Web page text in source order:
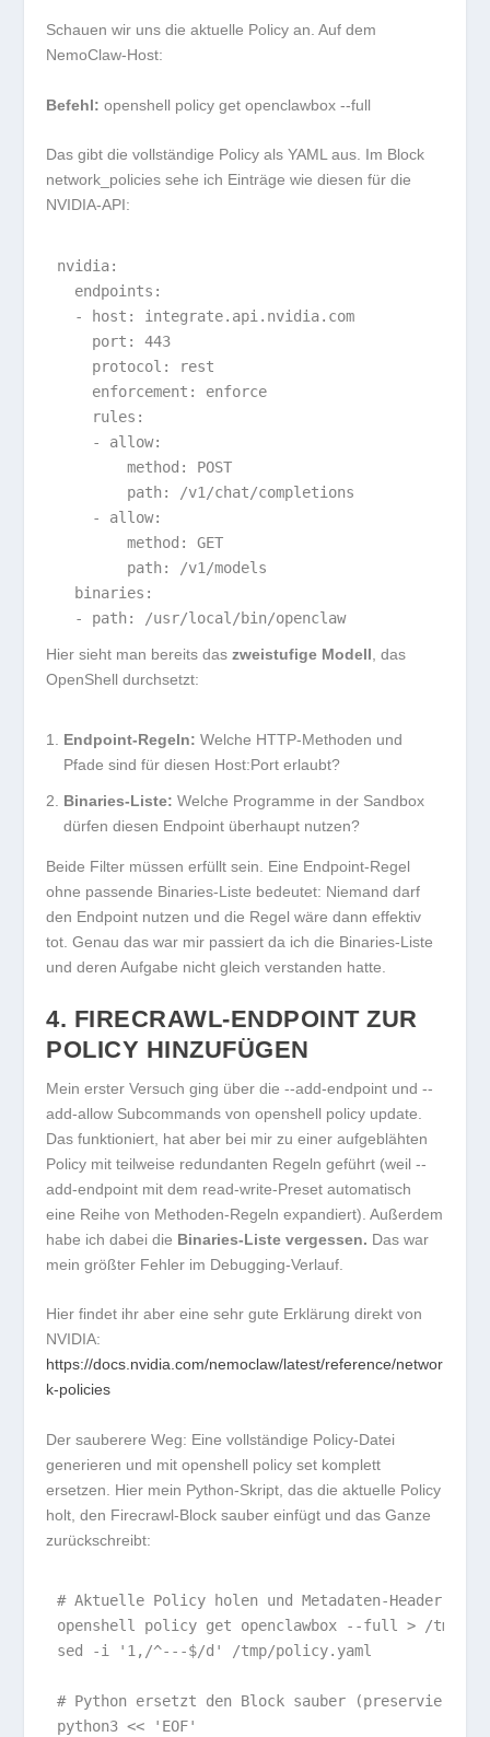
Schauen wir uns die aktuelle Policy an. Auf dem
NemoClaw-Host:
Befehl: openshell policy get openclawbox --full
Das gibt die vollständige Policy als YAML aus. Im Block
network_policies sehe ich Einträge wie diesen für die
NVIDIA-API:
nvidia:
  endpoints:
  - host: integrate.api.nvidia.com
    port: 443
    protocol: rest
    enforcement: enforce
    rules:
    - allow:
        method: POST
        path: /v1/chat/completions
    - allow:
        method: GET
        path: /v1/models
  binaries:
  - path: /usr/local/bin/openclaw
Hier sieht man bereits daszweistufige Modell , das
OpenShell durchsetzt:
Endpoint-Regeln: Welche HTTP-Methoden und
Pfade sind für diesen Host:Port erlaubt?
Binaries-Liste: Welche Programme in der Sandbox
dürfen diesen Endpoint überhaupt nutzen?
Beide Filter müssen erfüllt sein. Eine Endpoint-Regel
ohne passende Binaries-Liste bedeutet: Niemand darf
den Endpoint nutzen und die Regel wäre dann effektiv
tot. Genau das war mir passiert da ich die Binaries-Liste
und deren Aufgabe nicht gleich verstanden hatte.
4. FIRECRAWL-ENDPOINT ZUR
POLICY HINZUFÜGEN
Mein erster Versuch ging über die--add-endpoint und--
add-allow Subcommands vonopenshell policy update
Das funktioniert, hat aber bei mir zu einer aufgeblähten
Policy mit teilweise redundanten Regeln geführt (weil--
add-endpoint mit dem read-write-Preset automatisch
eine Reihe von Methoden-Regeln expandiert). Außerdem
habe ich dabei die Binaries-Liste vergessen. Das war
mein größter Fehler im Debugging-Verlauf.
Hier findet ihr aber eine sehr gute Erklärung direkt von
NVIDIA:
https://docs.nvidia.com/nemoclaw/latest/reference/networ
k-policies
Der sauberere Weg: Eine vollständige Policy-Datei
generieren und mitopenshell policy set komplett
ersetzen. Hier mein Python-Skript, das die aktuelle Policy
holt, den Firecrawl-Block sauber einfügt und das Ganze
zurückschreibt:
# Aktuelle Policy holen und Metadaten-Header
openshell policy get openclawbox --full > /tmp/
sed -i '1,/^---$/d' /tmp/policy.yaml
# Python ersetzt den Block sauber (preserviert
python3 << 'EOF'